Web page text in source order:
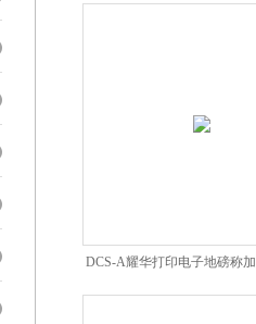
DCS-A耀华打印电子地磅称
秤体加工